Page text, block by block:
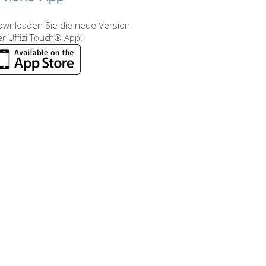
Sie die neue Version
Uffizi Touch® App!